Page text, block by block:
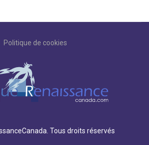
Tous droits réservés
Politique de cookies